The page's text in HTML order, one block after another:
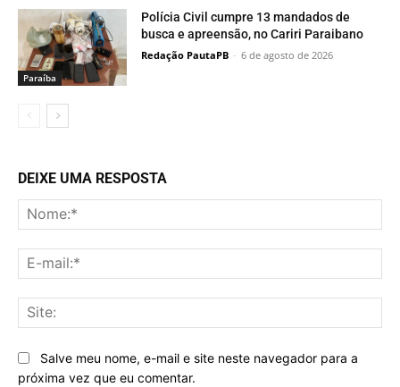
Paraí­ba
Polícia Civil cumpre 13 mandados de
busca e apreensão, no Cariri Paraibano
Redação PautaPB - 6 de agosto de 2026
DEIXE UMA RESPOSTA
Salve meu nome, e-mail e site neste navegador para a
próxima vez que eu comentar.